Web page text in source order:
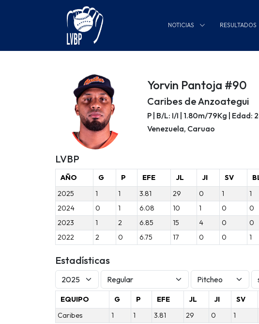
NOTICIAS RESULTADOS
Yorvin Pantoja #90
Caribes de Anzoategui
P | B/L: I/I | 1.80m/79Kg | Edad:
Venezuela, Caruao
LVBP
AÑO G P EFE JL JI SV
2025
1 1 3.81 29 0 1 1
2024
0 1 6.08 10 1 0 0
2023
1 2 6.85 15 4 0 0
2022
2 0 6.75 17 0 0 1
Estadísticas
EQUIPO G P EFE JL JI SV
Caribes
1 1 3.81 29 0 1